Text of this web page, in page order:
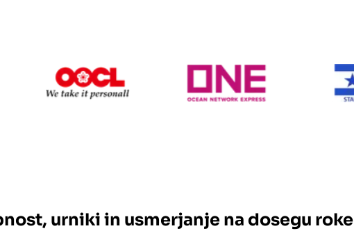
ONE Line
urniki in usmerjanje na dosegu roke